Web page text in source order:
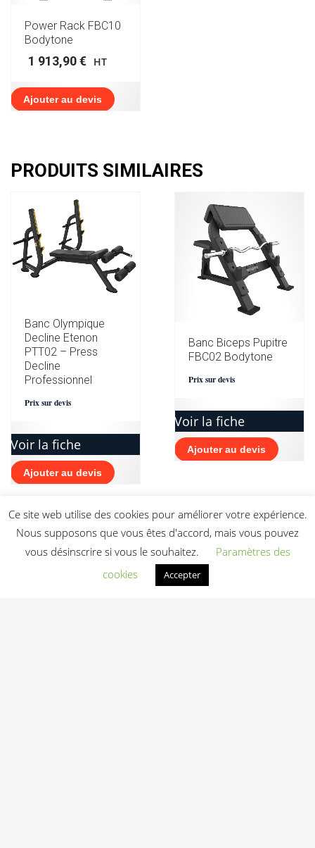
Power Rack FBC10
Bodytone
1 913,90€ HT
Ajouter au devis
PRODUITS SIMILAIRES
Banc Olympique
Decline Etenon
PTT02 – Press
Decline
Professionnel
Prix sur devis
Voir la fiche
Ajouter au devis
Banc Biceps Pupitre
FBC02 Bodytone
Prix sur devis
Voir la fiche
Ajouter au devis
Ce site web utilise des cookies pour améliorer votre expérience.
Nous supposons que vous êtes d'accord, mais vous pouvez
vous désinscrire si vous le souhaitez.
Paramètres des
cookies
Accepter